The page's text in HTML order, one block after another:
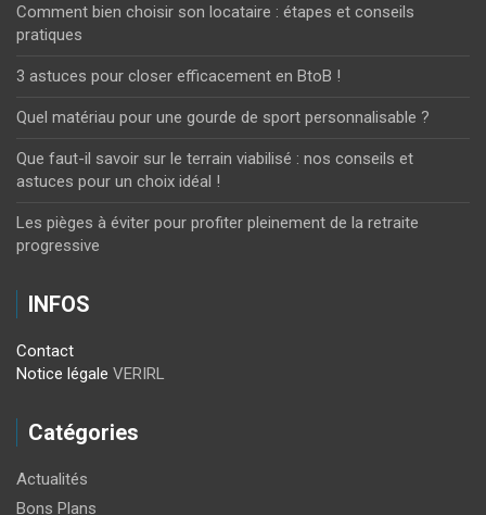
Comment bien choisir son locataire : étapes et conseils
pratiques
3 astuces pour closer efficacement en BtoB !
Quel matériau pour une gourde de sport personnalisable ?
Que faut-il savoir sur le terrain viabilisé : nos conseils et
astuces pour un choix idéal !
Les pièges à éviter pour profiter pleinement de la retraite
progressive
INFOS
Contact
Notice légale VERIRL
Catégories
Actualités
Bons Plans